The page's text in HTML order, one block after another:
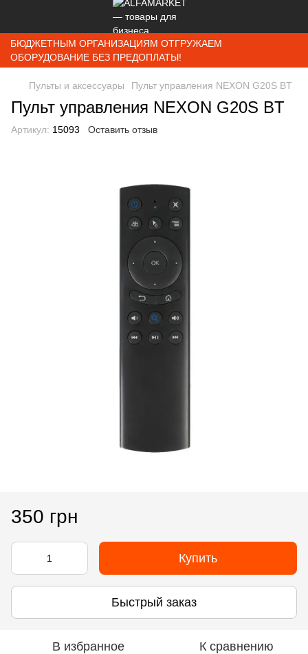
БЮДЖЕТНЫМ ОРГАНИЗАЦИЯМ ОТГРУЖАЕМ
ОБОРУДОВАНИЕ БЕЗ ПРЕДОПЛАТЫ!
Пульты и аксессуары Пульт управления NEXON G20S BT
Пульт управления NEXON G20S BT
Артикул: 15093 Оставить отзыв
350 грн
Купить
Быстрый заказ
В избранное К сравнению